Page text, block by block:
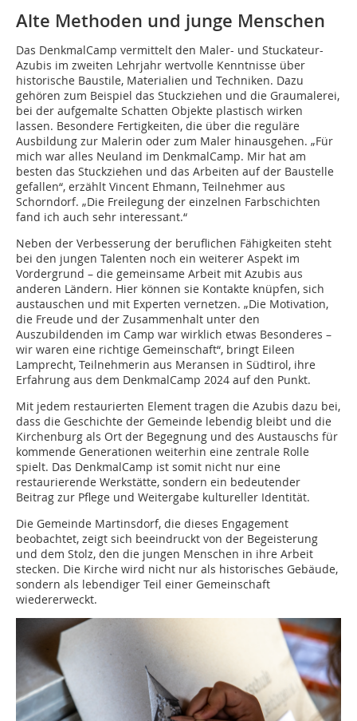
Alte Methoden und junge Menschen
Das DenkmalCamp vermittelt den Maler- und Stuckateur-
Azubis im zweiten Lehrjahr wertvolle Kenntnisse über
historische Baustile, Materialien und Techniken. Dazu
gehören zum Beispiel das Stuckziehen und die Graumalerei,
bei der aufgemalte Schatten Objekte plastisch wirken
lassen. Besondere Fertigkeiten, die über die reguläre
Ausbildung zur Malerin oder zum Maler hinausgehen. „Für
mich war alles Neuland im DenkmalCamp. Mir hat am
besten das Stuckziehen und das Arbeiten auf der Baustelle
gefallen“, erzählt Vincent Ehmann, Teilnehmer aus
Schorndorf. „Die Freilegung der einzelnen Farbschichten
fand ich auch sehr interessant.“
Neben der Verbesserung der beruflichen Fähigkeiten steht
bei den jungen Talenten noch ein weiterer Aspekt im
Vordergrund – die gemeinsame Arbeit mit Azubis aus
anderen Ländern. Hier können sie Kontakte knüpfen, sich
austauschen und mit Experten vernetzen. „Die Motivation,
die Freude und der Zusammenhalt unter den
Auszubildenden im Camp war wirklich etwas Besonderes –
wir waren eine richtige Gemeinschaft“, bringt Eileen
Lamprecht, Teilnehmerin aus Meransen in Südtirol, ihre
Erfahrung aus dem DenkmalCamp 2024 auf den Punkt.
Mit jedem restaurierten Element tragen die Azubis dazu bei,
dass die Geschichte der Gemeinde lebendig bleibt und die
Kirchenburg als Ort der Begegnung und des Austauschs für
kommende Generationen weiterhin eine zentrale Rolle
spielt. Das DenkmalCamp ist somit nicht nur eine
restaurierende Werkstätte, sondern ein bedeutender
Beitrag zur Pflege und Weitergabe kultureller Identität.
Die Gemeinde Martinsdorf, die dieses Engagement
beobachtet, zeigt sich beeindruckt von der Begeisterung
und dem Stolz, den die jungen Menschen in ihre Arbeit
stecken. Die Kirche wird nicht nur als historisches Gebäude,
sondern als lebendiger Teil einer Gemeinschaft
wiedererweckt.